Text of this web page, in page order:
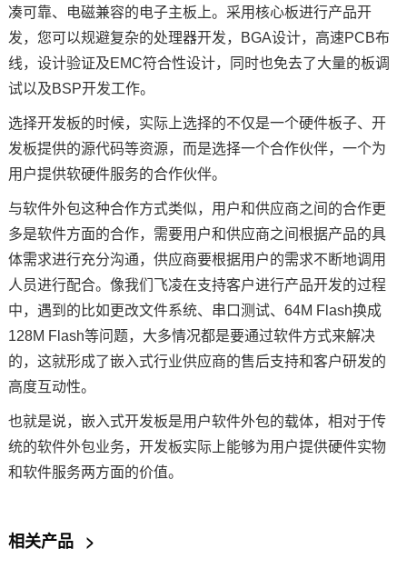
凑可靠、电磁兼容的电子主板上。采用核心板进行产品开
发，您可以规避复杂的处理器开发，BGA设计，高速PCB布
线，设计验证及EMC符合性设计，同时也免去了大量的板调
试以及BSP开发工作。
选择开发板的时候，实际上选择的不仅是一个硬件板子、开
发板提供的源代码等资源，而是选择一个合作伙伴，一个为
用户提供软硬件服务的合作伙伴。
与软件外包这种合作方式类似，用户和供应商之间的合作更
多是软件方面的合作，需要用户和供应商之间根据产品的具
体需求进行充分沟通，供应商要根据用户的需求不断地调用
人员进行配合。像我们 飞凌在支持客户进行产品开发的过程
中，遇到的比如更改文件系统、串口测试、64M Flash换成
128M Flash等问题，大多情况都是要通过软件方式来解决
的，这就形成了嵌入式行业供应商的售后支持和客户研发的
高度互动性。
也就是说，嵌入式开发板是用户软件外包的载体，相对于传
统的软件外包业务，开发板实际上能够为用户提供硬件实物
和软件服务两方面的价值。
相关产品 >